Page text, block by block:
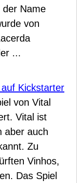
der Name
von
...
Kickstarter
von Vital
Vital ist
aber auch
Zu
Vinhos,
Das Spiel